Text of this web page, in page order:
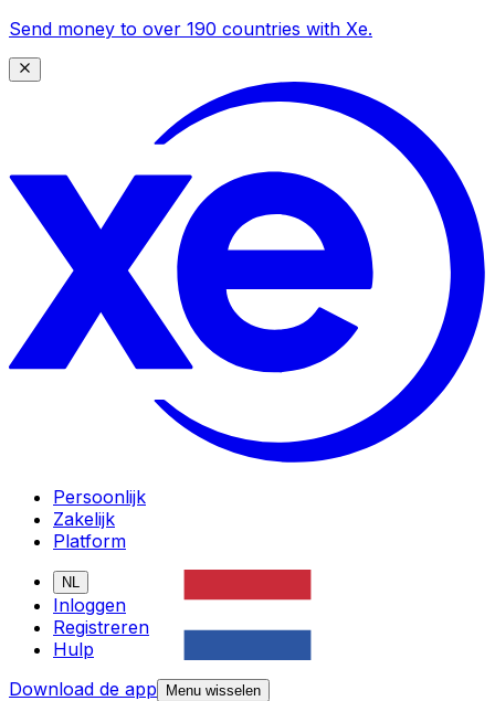
Send money to over 190 countries with Xe.
Persoonlijk
Zakelijk
Platform
NL
Inloggen
Registreren
Hulp
Download de app
Menu wisselen